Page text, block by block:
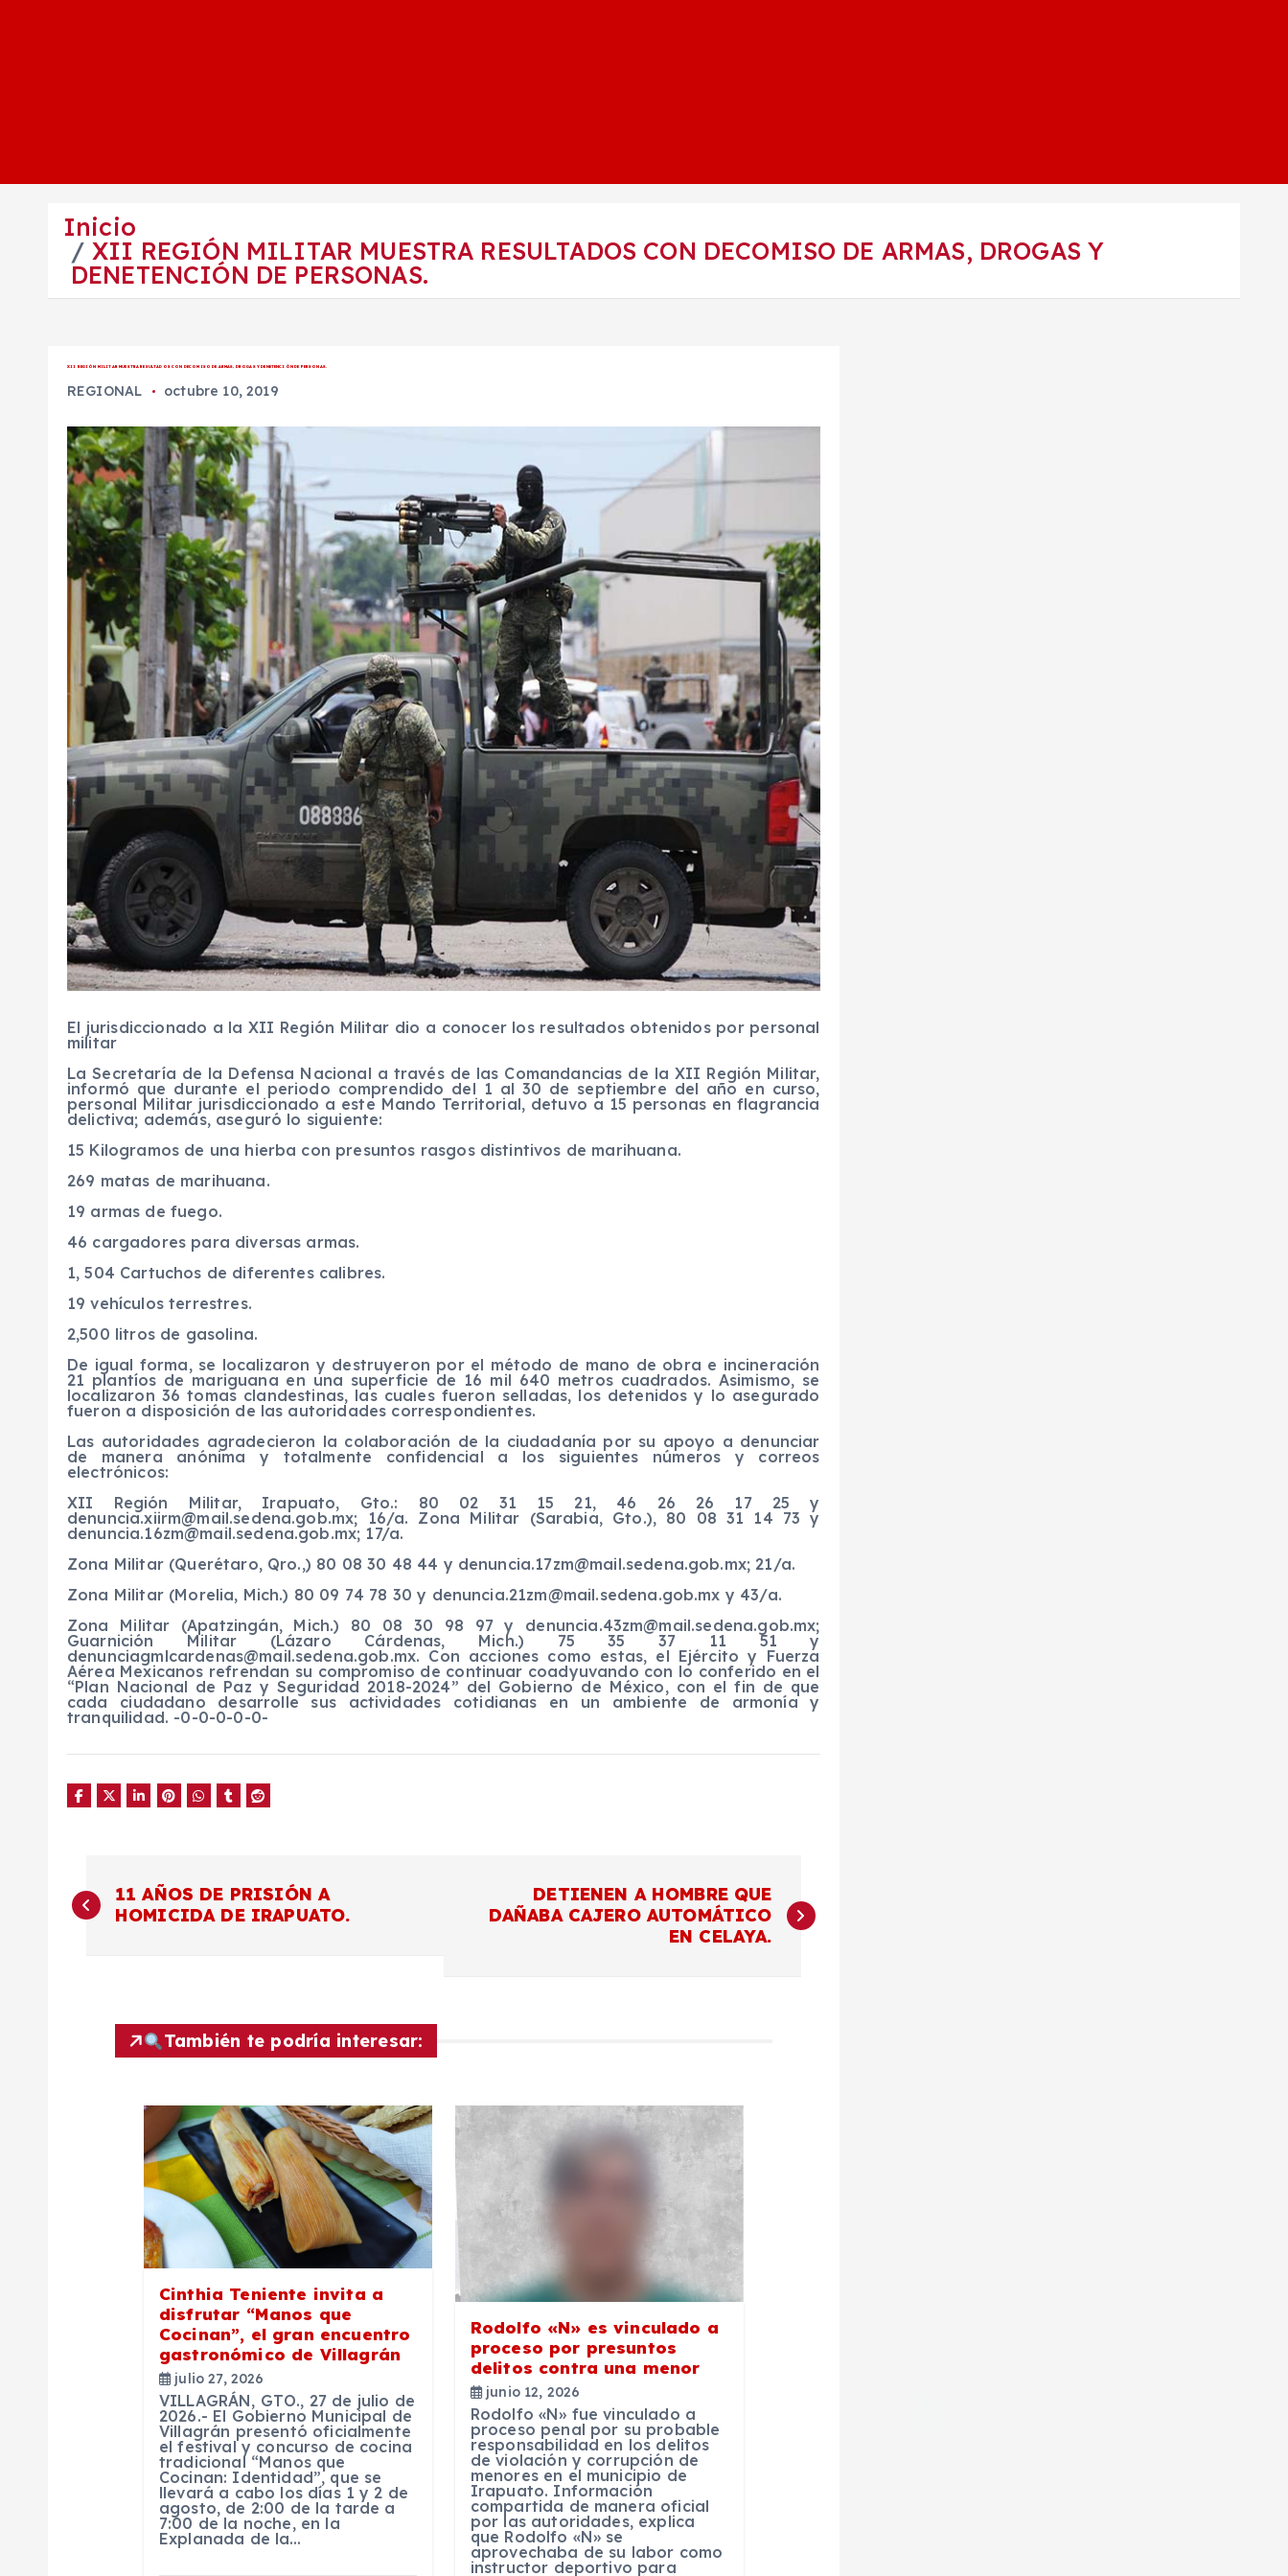
Inicio
XII REGIÓN MILITAR MUESTRA RESULTADOS CON DECOMISO DE ARMAS, DROGAS Y
DENETENCIÓN DE PERSONAS.
XII REGIÓN MILITAR MUESTRA RESULTADOS CON DECOMISO DE ARMAS, DROGAS Y DENETENCIÓN DE PERSONAS.
REGIONAL octubre 10, 2019
El jurisdiccionado a la XII Región Militar dio a conocer los resultados obtenidos por personal
militar
La Secretaría de la Defensa Nacional a través de las Comandancias de la XII Región Militar,
informó que durante el periodo comprendido del 1 al 30 de septiembre del año en curso,
personal Militar jurisdiccionado a este Mando Territorial, detuvo a 15 personas en flagrancia
delictiva; además, aseguró lo siguiente:
15 Kilogramos de una hierba con presuntos rasgos distintivos de marihuana.
269 matas de marihuana.
19 armas de fuego.
46 cargadores para diversas armas.
1, 504 Cartuchos de diferentes calibres.
19 vehículos terrestres.
2,500 litros de gasolina.
De igual forma, se localizaron y destruyeron por el método de mano de obra e incineración
21 plantíos de mariguana en una superficie de 16 mil 640 metros cuadrados. Asimismo, se
localizaron 36 tomas clandestinas, las cuales fueron selladas, los detenidos y lo asegurado
fueron a disposición de las autoridades correspondientes.
Las autoridades agradecieron la colaboración de la ciudadanía por su apoyo a denunciar
de manera anónima y totalmente confidencial a los siguientes números y correos
electrónicos:
XII Región Militar, Irapuato, Gto.: 80 02 31 15 21, 46 26 26 17 25 y
denuncia.xiirm@mail.sedena.gob.mx; 16/a. Zona Militar (Sarabia, Gto.), 80 08 31 14 73 y
denuncia.16zm@mail.sedena.gob.mx; 17/a.
Zona Militar (Querétaro, Qro.,) 80 08 30 48 44 y denuncia.17zm@mail.sedena.gob.mx; 21/a.
Zona Militar (Morelia, Mich.) 80 09 74 78 30 y denuncia.21zm@mail.sedena.gob.mx y 43/a.
Zona Militar (Apatzingán, Mich.) 80 08 30 98 97 y denuncia.43zm@mail.sedena.gob.mx;
Guarnición Militar (Lázaro Cárdenas, Mich.) 75 35 37 11 51 y
denunciagmlcardenas@mail.sedena.gob.mx. Con acciones como estas, el Ejército y Fuerza
Aérea Mexicanos refrendan su compromiso de continuar coadyuvando con lo conferido en el
“Plan Nacional de Paz y Seguridad 2018-2024” del Gobierno de México, con el fin de que
cada ciudadano desarrolle sus actividades cotidianas en un ambiente de armonía y
tranquilidad. -0-0-0-0-0-
N
a
11 AÑOS DE PRISIÓN A
HOMICIDA DE IRAPUATO.
DETIENEN A HOMBRE QUE
DAÑABA CAJERO AUTOMÁTICO
EN CELAYA.
También te podría interesar:
Cinthia Teniente invita a
disfrutar “Manos que
Cocinan”, el gran encuentro
gastronómico de Villagrán
julio 27, 2026
VILLAGRÁN, GTO., 27 de julio de
2026.- El Gobierno Municipal de
Villagrán presentó oficialmente
el festival y concurso de cocina
tradicional “Manos que
Cocinan: Identidad”, que se
llevará a cabo los días 1 y 2 de
agosto, de 2:00 de la tarde a
7:00 de la noche, en la
Explanada de la…
Rodolfo «N» es vinculado a
proceso por presuntos
delitos contra una menor
junio 12, 2026
Rodolfo «N» fue vinculado a
proceso penal por su probable
responsabilidad en los delitos
de violación y corrupción de
menores en el municipio de
Irapuato. Información
compartida de manera oficial
por las autoridades, explica
que Rodolfo «N» se
aprovechaba de su labor como
instructor deportivo para